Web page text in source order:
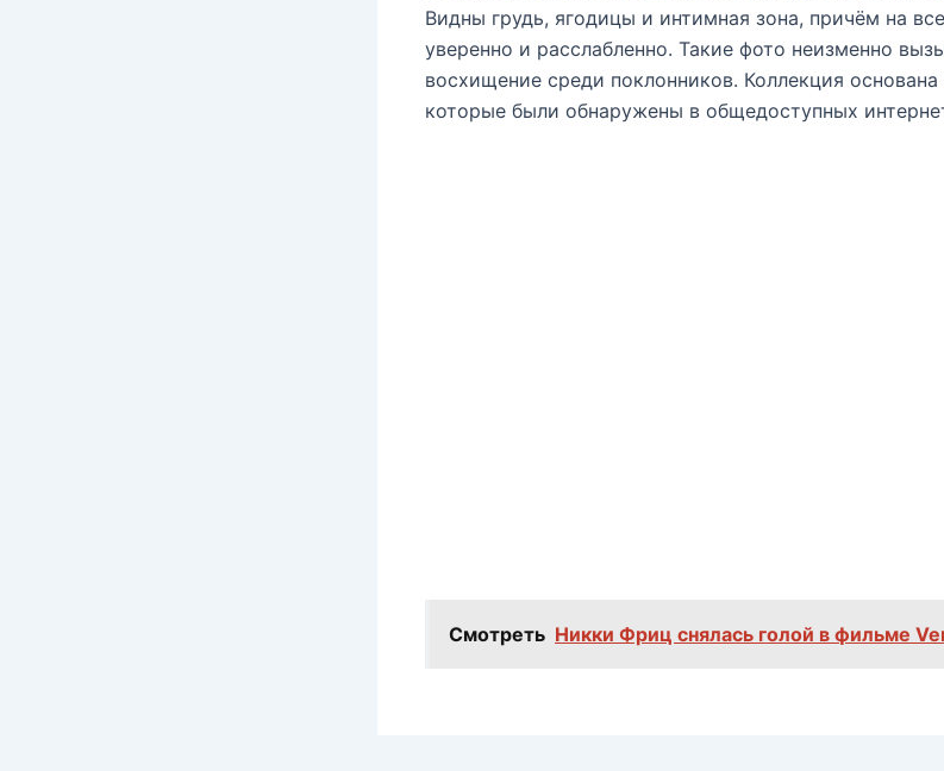
Видны грудь, ягодицы и интимная зона, причём на
уверенно и расслабленно. Такие фото неизменно
восхищение среди поклонников. Коллекция основана
которые были обнаружены в общедоступных
Смотреть Никки Фриц снялась голой в фильме